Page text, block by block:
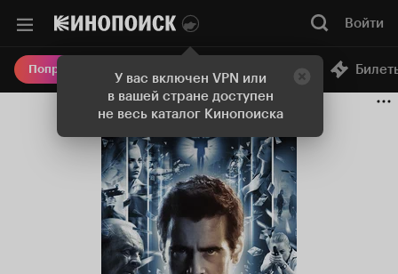
У вас включен VPN или
в вашей стране доступен
не весь каталог Кинопоиска
Войти
Попробовать Плюс Онлайн-кинотеатр